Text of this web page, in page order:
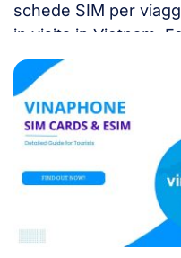
schede SIM per
in visita in Vietnam.
forte copertura 4G/
nazionale, velocità
molte opzioni di
viaggiatori in
schede SIM, eSIM e
roaming. In questa
informazioni chiave
Vietnam, […]